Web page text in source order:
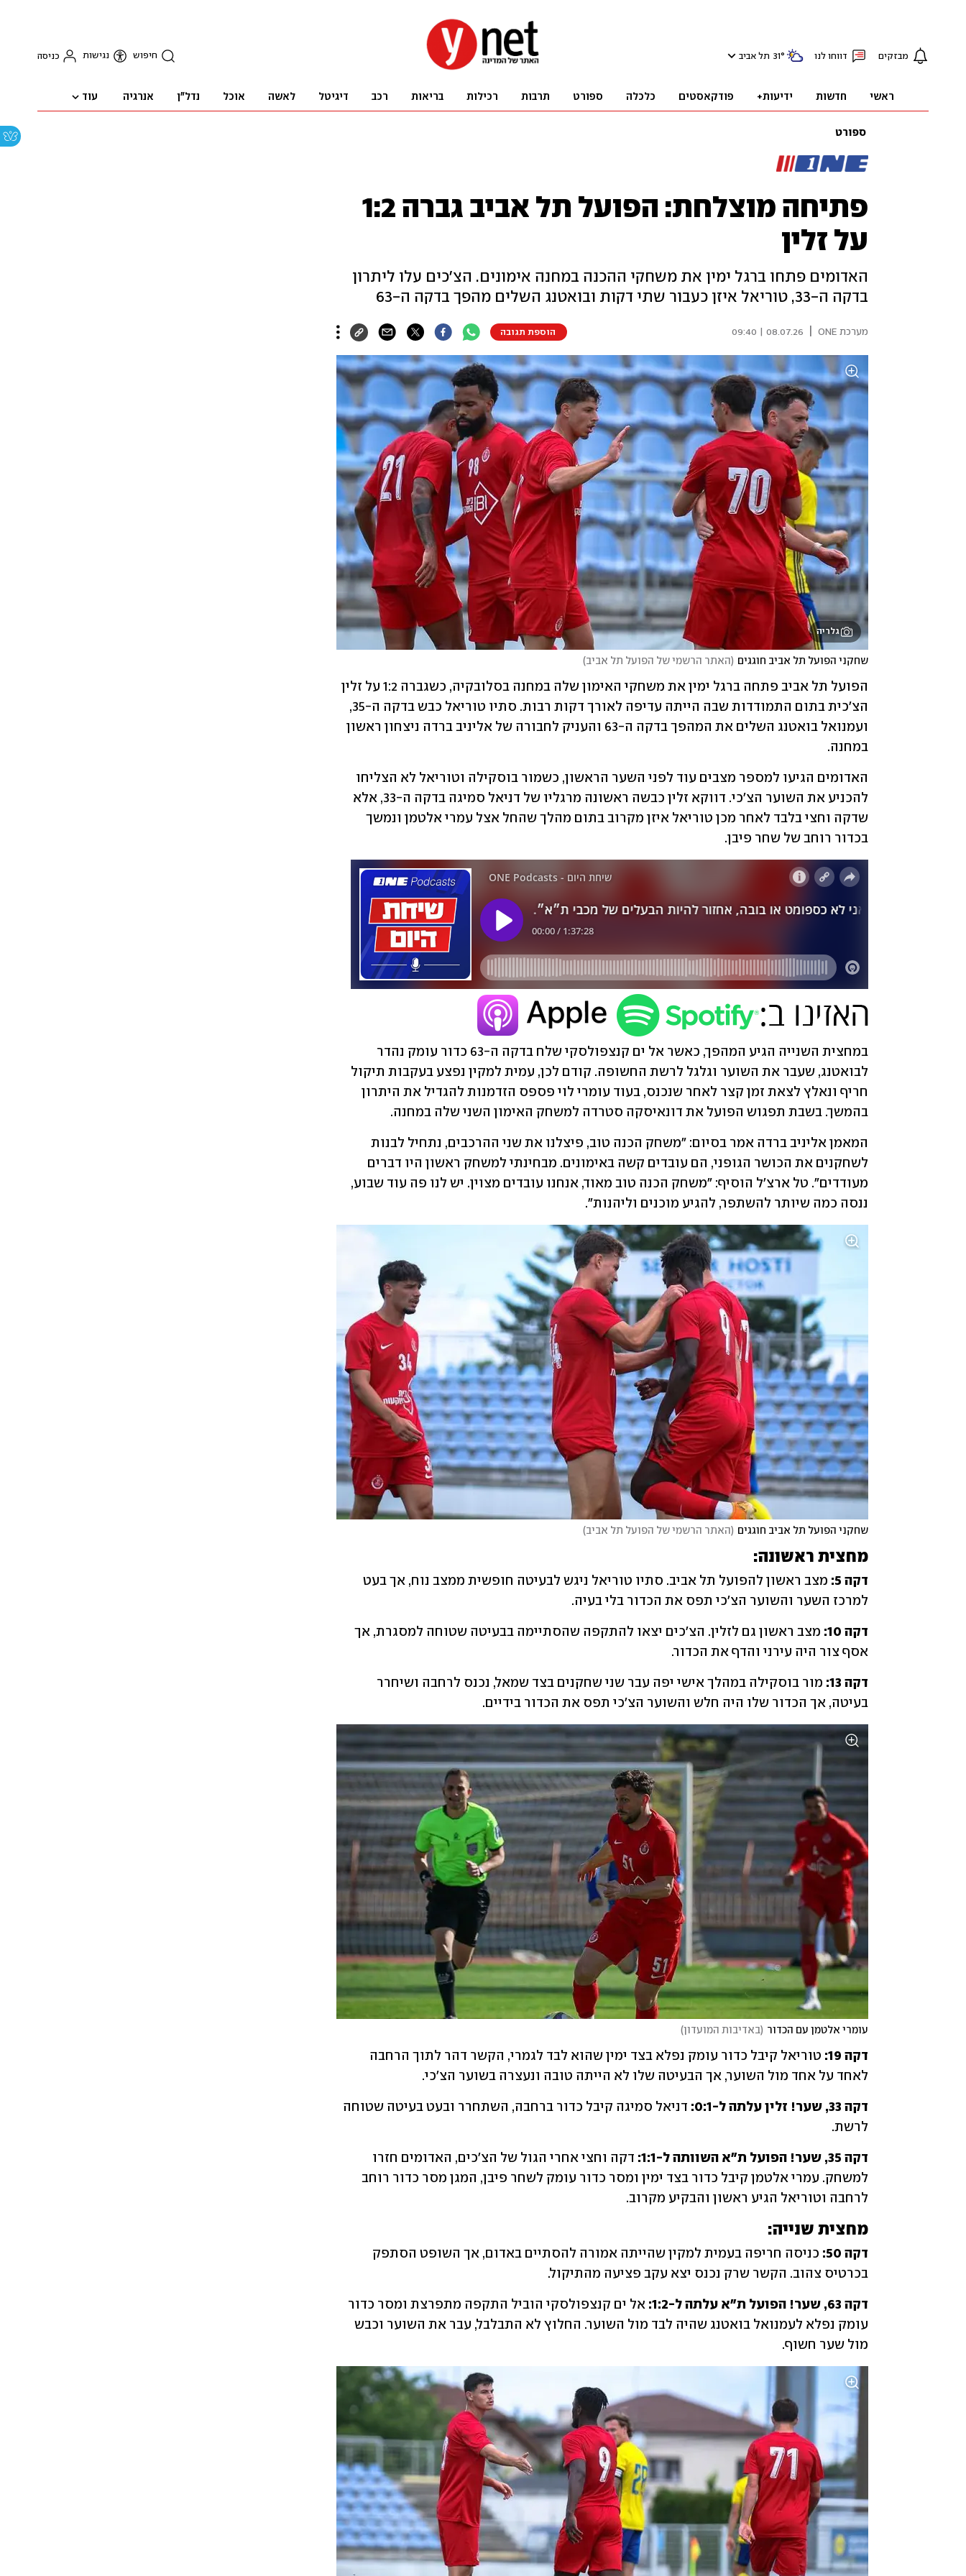
מבזקים דווחו לנו 31° תל אביב חיפוש נגישות כניסה
ראשי חדשות ידיעות+ פודקאסטים כלכלה ספורט תרבות רכילות בריאות רכב דיגיטל לאשה אוכל נדל"ן אנרגיה עוד
ספורט
פתיחה מוצלחת: הפועל תל אביב גברה 1:2
על זלין
האדומים פתחו ברגל ימין את משחקי ההכנה במחנה אימונים. הצ׳כים עלו ליתרון
בדקה ה-33, טוריאל איזן כעבור שתי דקות ובואטנג השלים מהפך בדקה ה-63
מערכת ONE 08.07.26 | 09:40 הוספת תגובה
גלריה
שחקני הפועל תל אביב חוגגים ( האתר הרשמי של הפועל תל אביב)
במחנה.
בכדור רוחב של שחר פיבן.
בהמשך. בשבת תפגוש הפועל את דונאיסקה סטרדה למשחק האימון השני שלה במחנה.
ננסה כמה שיותר להשתפר, להגיע מוכנים וליהנות".
שחקני הפועל תל אביב חוגגים ( האתר הרשמי של הפועל תל אביב)
מחצית ראשונה:
דקה 5:
למרכז השער והשוער הצ׳כי תפס את הכדור בלי בעיה.
דקה 10:
אסף צור היה עירני והדף את הכדור.
דקה 13:
בעיטה, אך הכדור שלו היה חלש והשוער הצ׳כי תפס את הכדור בידיים.
עומרי אלטמן עם הכדור (באדיבות המועדון)
דקה 19:
לאחד על אחד מול השוער, אך הבעיטה שלו לא הייתה טובה ונעצרה בשוער הצ׳כי.
דקה 33, שער! זלין עלתה ל-0:1:
לרשת.
דקה 35, שער! הפועל ת״א השוותה ל-1:1:
לרחבה וטוריאל הגיע ראשון והבקיע מקרוב.
מחצית שנייה:
דקה 50:
בכרטיס צהוב. הקשר שרק נכנס יצא עקב פציעה מהתיקול.
דקה 63, שער! הפועל ת״א עלתה ל-1:2:
מול שער חשוף.